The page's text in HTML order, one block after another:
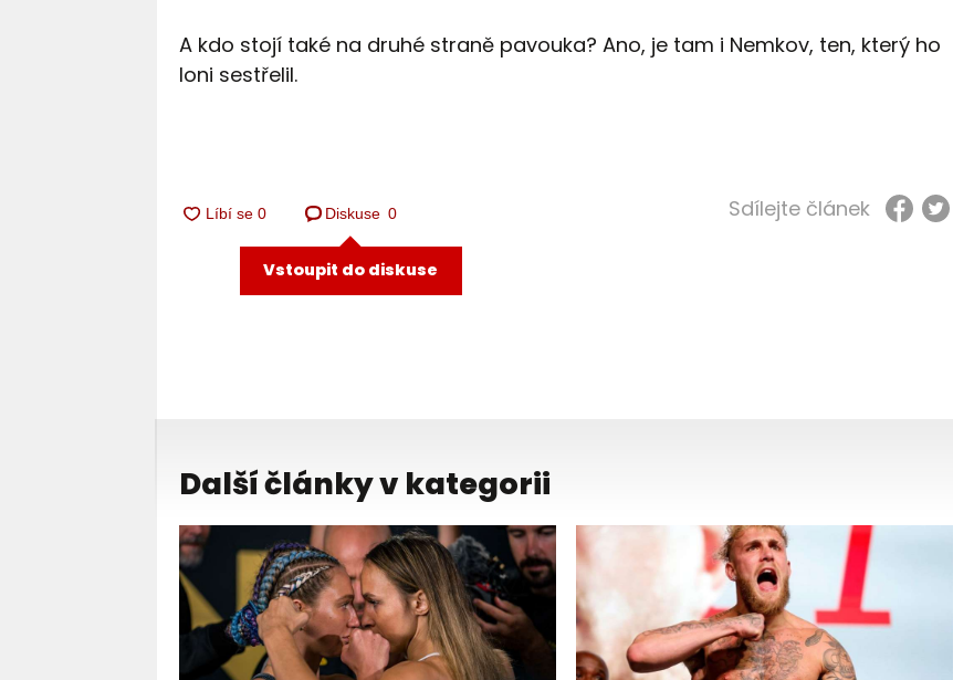
A kdo stojí také na druhé straně pavouka? Ano, je tam i Nemkov, ten, který ho
loni sestřelil.
Diskuse 0
Vstoupit do diskuse
Sdílejte článek
Další články v kategorii